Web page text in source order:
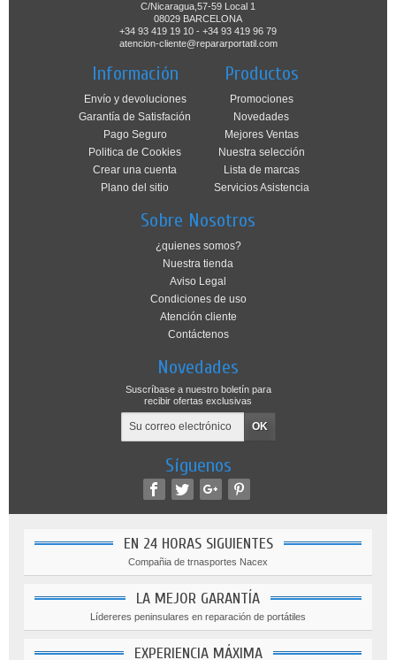
C/Nicaragua,57-59 Local 1
08029 BARCELONA
+34 93 419 19 10 - +34 93 419 96 79
atencion-cliente@repararportatil.com
Información
Envío y devoluciones
Garantía de Satisfación
Pago Seguro
Politica de Cookies
Crear una cuenta
Plano del sitio
Productos
Promociones
Novedades
Mejores Ventas
Nuestra selección
Lista de marcas
Servicios Asistencia
Sobre Nosotros
¿quienes somos?
Nuestra tienda
Aviso Legal
Condiciones de uso
Atención cliente
Contáctenos
Novedades
Suscríbase a nuestro boletín para
recibir ofertas exclusivas
Síguenos
EN 24 HORAS SIGUIENTES
Compañia de trnasportes Nacex
LA MEJOR GARANTÍA
Lídereres peninsulares en reparación de portátiles
EXPERIENCIA MÁXIMA